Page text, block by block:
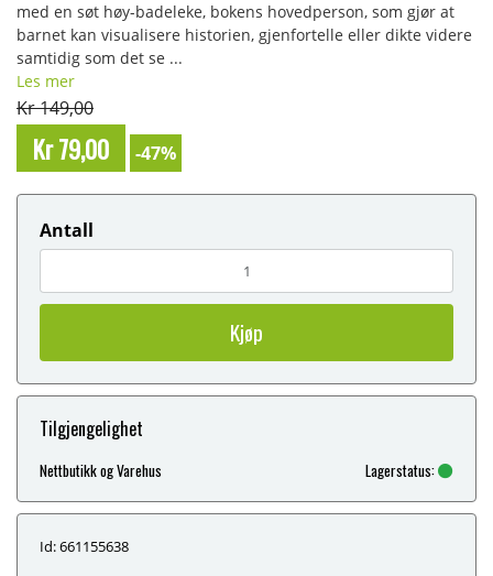
med en søt høy-badeleke, bokens hovedperson, som gjør at
barnet kan visualisere historien, gjenfortelle eller dikte videre
samtidig som det se ...
Les mer
Kr 149,00
Kr 79,00 -47%
Antall
Kjøp
Tilgjengelighet
Nettbutikk og Varehus Lagerstatus:
Id: 661155638